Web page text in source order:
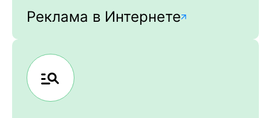
Реклама в Интернете